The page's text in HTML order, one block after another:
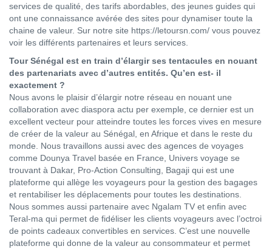
services de qualité, des tarifs abordables, des jeunes guides qui
ont une connaissance avérée des sites pour dynamiser toute la
chaine de valeur. Sur notre site https://letoursn.com/ vous pouvez
voir les différents partenaires et leurs services.
Tour Sénégal est en train d’élargir ses tentacules en nouant
des partenariats avec d’autres entités. Qu’en est- il
exactement ?
Nous avons le plaisir d’élargir notre réseau en nouant une
collaboration avec diaspora actu per exemple, ce dernier est un
excellent vecteur pour atteindre toutes les forces vives en mesure
de créer de la valeur au Sénégal, en Afrique et dans le reste du
monde. Nous travaillons aussi avec des agences de voyages
comme Dounya Travel basée en France, Univers voyage se
trouvant à Dakar, Pro-Action Consulting, Bagaji qui est une
plateforme qui allège les voyageurs pour la gestion des bagages
et rentabiliser les déplacements pour toutes les destinations.
Nous sommes aussi partenaire avec Ngalam TV et enfin avec
Teral-ma qui permet de fidéliser les clients voyageurs avec l’octroi
de points cadeaux convertibles en services. C’est une nouvelle
plateforme qui donne de la valeur au consommateur et permet